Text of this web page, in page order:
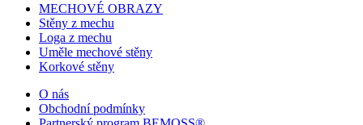
MECHOVÉ OBRAZY
Stěny z mechu
Loga z mechu
Uměle mechové stěny
Korkové stěny
O nás
Obchodní podmínky